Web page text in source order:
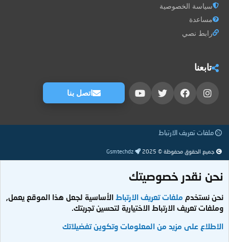
سياسة الخصوصية
مساعدة
رابط نصي
تابعنا
اتصل بنا
ملفات تعريف الارتباط
جميع الحقوق محفوظة © 2025 Gsmtechdz
نحن نقدر خصوصيتك
نحن نستخدم ملفات تعريف الارتباطالأساسية لجعل هذا الموقع يعمل,
وملفات تعريف الارتباط الاختيارية لتحسين تجربتك.
الاطلاع على مزيد من المعلومات وتكوين تفضيلاتك